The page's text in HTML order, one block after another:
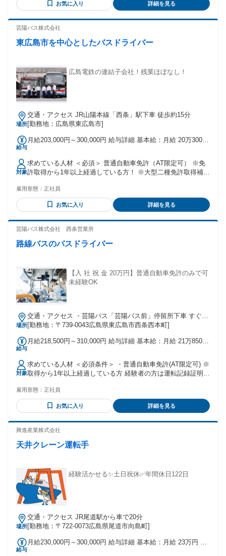
お気に入り 詳細を見る
芸陽バス株式会社
東広島市を中心としたバスドライバー
広島電鉄の連結子会社！残業ほぼなし！
場所
交通・アクセス JR山陽本線「西条」駅下車 徒歩約15分
[勤務地：広島県東広島市]
給与
月給203,000円～300,000円 給与詳細 基本給：月給 20万3000
払われる通勤・皆勤・家族手当金額：あり 全員に一律で支払
われるその他手当金額：あり 表記の給与に＋各種手当が含み
ます。 各種手当を含むと25万円ほどになる社員が多いです。
対象
求めている人材 ＜必須＞ 普通自動車免許（AT限定可） ※免
許取得から1年以上経過している方！ ※大型二種免許取得補助
習所…全額補助 └提携していない教習所…最大70万円補助 ＜
歓迎＞ 大型自動車免許
雇用形態： 正社員
お気に入り 詳細を見る
芸陽バス株式会社 西条営業所
路線バスのバスドライバー
【入 社 祝 金 20万円】普通自動車免許のみで可
未経験OK
場所
交通・アクセス ・芸陽バス「芸陽バス前」停留所下車 すぐ
・JR山陽本線「西条」駅下車 徒歩約15分
[勤務地：〒739-0043広島県東広島市西条西本町]
給与
月給218,500円～310,000円 給与詳細 基本給：月給 21万8500
払われる通勤・皆勤・家族手当金額：あり 全員に一律で支払
われるその他手当金額：なし ┏━━━━━━━┓ ◆ 給与・
待遇 ◆ ┗━━━━━━━┛ 月給: 218,500円 〜 ＜各種手当＞
◆ 賞与年2回 ◆ 時間外労働手当 ◆ 休日労働手当 ◆ 深夜労働
対象
求めている人材 ＜必須条件＞ ・普通自動車免許(AT限定可) ※
取得から1年以上経過している方 経験者の方は運転記録証明書
いらっしゃる方！ ＜歓迎条件＞ ・年齢・職歴・学歴不問 ・
未経験歓迎 ・ブランクのある方歓迎 ・30代・40代・50代が活
躍中 ・女性も活躍いただけます ・U・Iターン歓迎 ・車や運
ーワークでお仕事探してる方も歓迎 ＼こんな方にピッタリ／
方 ＼異業種からの転職者がほとんどです！／ タクシー・宅
活躍しています！
雇用形態： 正社員
お気に入り 詳細を見る
興進産業株式会社
天井クレーン運転手
経験活かせる✨土日祝休✅年間休日122日
場所
交通・アクセス JR尾道駅から車で20分
[勤務地：〒722-0073広島県尾道市向島町]
給与
月給230,000円～300,000円 給与詳細 基本給：月給 23万円 〜